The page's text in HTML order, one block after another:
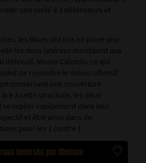
une unité à 3 défenseurs et
les Blues ont mis en place une
les deux latéraux montaient aux
Moses Caicedo, ce qui
de rejoindre le milieu offensif
conservant une couverture
à cette structure, les deux
replier rapidement dans leur
et être ainsi dans de
pour les 1 contre 1.